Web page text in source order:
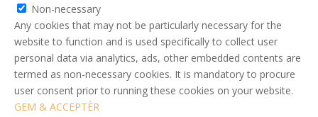
Non-necessary
Any cookies that may not be particularly necessary for the
website to function and is used specifically to collect user
personal data via analytics, ads, other embedded contents are
termed as non-necessary cookies. It is mandatory to procure
user consent prior to running these cookies on your website.
GEM & ACCEPTÈR